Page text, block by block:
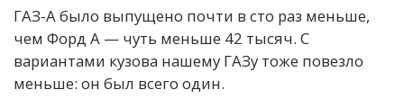
ГАЗ-А было выпущено почти в сто раз меньше,
чем Форд А — чуть меньше 42 тысяч. С
вариантами кузова нашему ГАЗу тоже повезло
меньше: он был всего один.